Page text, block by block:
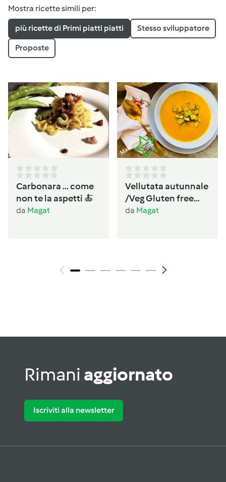
Mostra ricette simili per:
più ricette di Primi piatti piatti Stesso sviluppatore
Proposte
Carbonara … come
non te la aspetti 🍝
da Magat
Vellutata autunnale
/Veg Gluten free
Lactos free
da Magat
Rimani aggiornato
Iscriviti alla newsletter